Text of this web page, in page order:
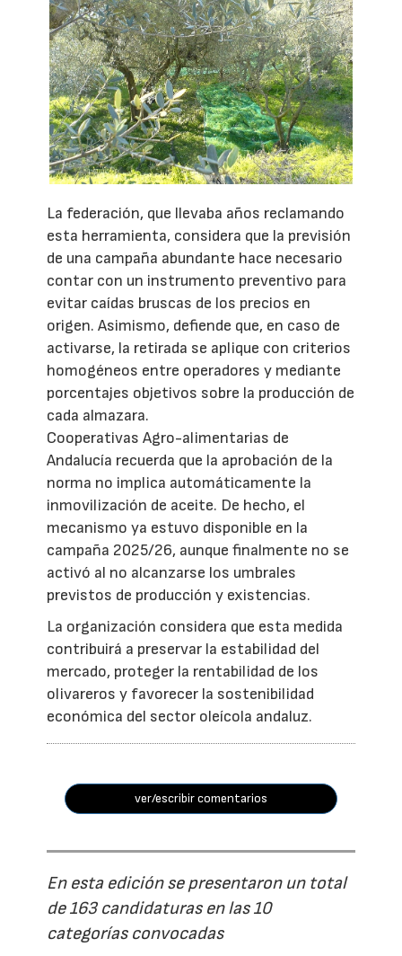
La federación, que llevaba años reclamando
esta herramienta, considera que la previsión
de una campaña abundante hace necesario
contar con un instrumento preventivo para
evitar caídas bruscas de los precios en
origen. Asimismo, defiende que, en caso de
activarse, la retirada se aplique con criterios
homogéneos entre operadores y mediante
porcentajes objetivos sobre la producción de
cada almazara.
Cooperativas Agro-alimentarias de
Andalucía recuerda que la aprobación de la
norma no implica automáticamente la
inmovilización de aceite. De hecho, el
mecanismo ya estuvo disponible en la
campaña 2025/26, aunque finalmente no se
activó al no alcanzarse los umbrales
previstos de producción y existencias.
La organización considera que esta medida
contribuirá a preservar la estabilidad del
mercado, proteger la rentabilidad de los
olivareros y favorecer la sostenibilidad
económica del sector oleícola andaluz.
ver/escribir comentarios
En esta edición se presentaron un total
de 163 candidaturas en las 10
categorías convocadas